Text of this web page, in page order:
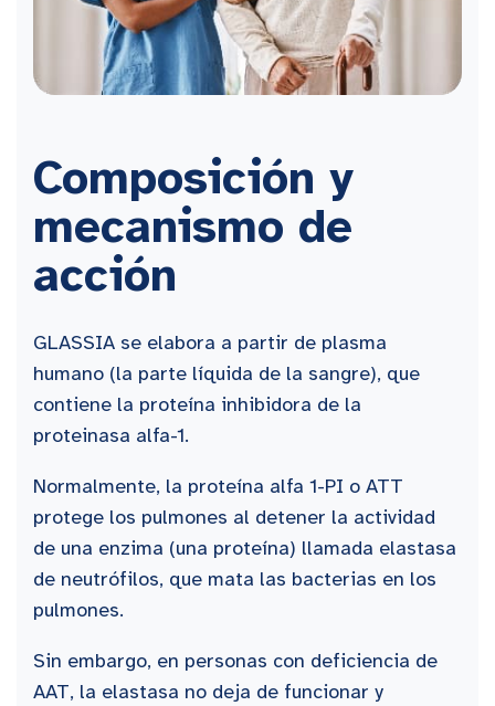
Composición y
mecanismo de
acción
GLASSIA se elabora a partir de plasma
humano (la parte líquida de la sangre), que
contiene la proteína inhibidora de la
proteinasa alfa-1.
Normalmente, la proteína alfa 1-PI o ATT
protege los pulmones al detener la actividad
de una enzima (una proteína) llamada elastasa
de neutrófilos, que mata las bacterias en los
pulmones.
Sin embargo, en personas con deficiencia de
AAT, la elastasa no deja de funcionar y